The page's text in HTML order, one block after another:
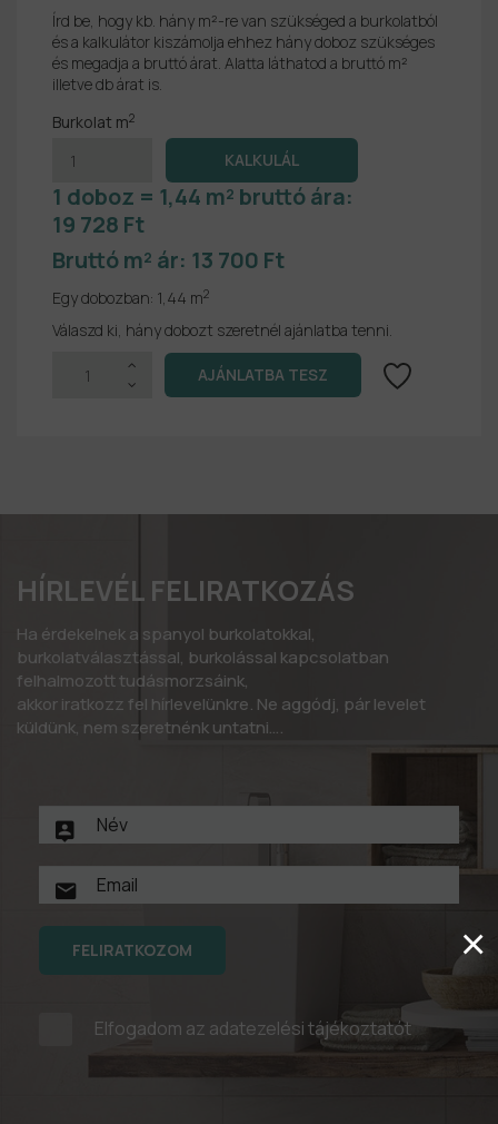
Írd be, hogy kb. hány m²-re van szükséged a burkolatból
és a kalkulátor kiszámolja ehhez hány doboz szükséges
és megadja a bruttó árat. Alatta láthatod a bruttó m²
illetve db árat is.
Burkolat m2
1 doboz = 1,44 m² bruttó ára:
19 728 Ft
Bruttó m² ár: 13 700 Ft
Egy dobozban: 1,44 m2
Válaszd ki, hány dobozt szeretnél ajánlatba tenni.
HÍRLEVÉL FELIRATKOZÁS
Ha érdekelnek a spanyol burkolatokkal,
burkolatválasztással, burkolással kapcsolatban
felhalmozott tudásmorzsáink,
akkor iratkozz fel hírlevelünkre. Ne aggódj, pár levelet
küldünk, nem szeretnénk untatni….
FELIRATKOZOM
Elfogadom az adatezelési tájékoztatót
×